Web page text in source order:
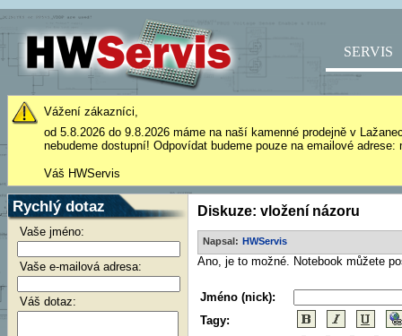
SERVIS
Vážení zákazníci,
od 5.8.2026 do 9.8.2026 máme na naší kamenné prodejně v
nebudeme dostupní! Odpovídat budeme pouze na emailové
Váš HWServis
Rychlý dotaz
Vaše jméno:
Vaše e-mailová adresa:
Váš dotaz:
Diskuze: vložení názoru
Napsal: HWServis
Ano, je to možné. Notebook můžete
Jméno (nick):
Tagy: